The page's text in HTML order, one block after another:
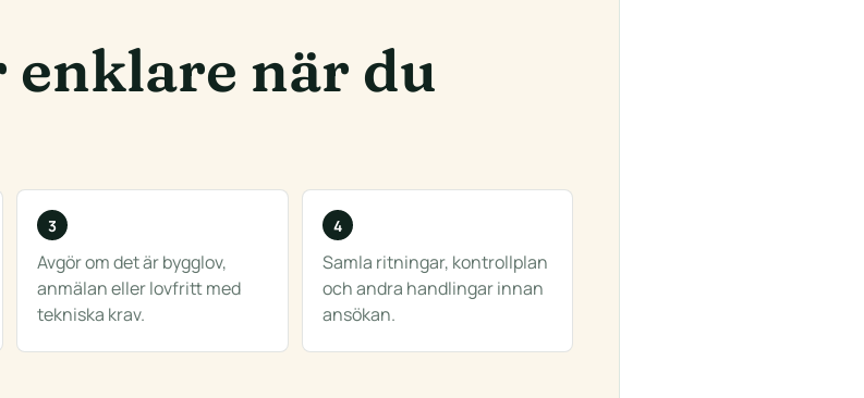
när du
Avgör om det är bygglov,
anmälan eller lovfritt med
tekniska krav.
Samla ritningar, kontrollplan
och andra handlingar innan
ansökan.